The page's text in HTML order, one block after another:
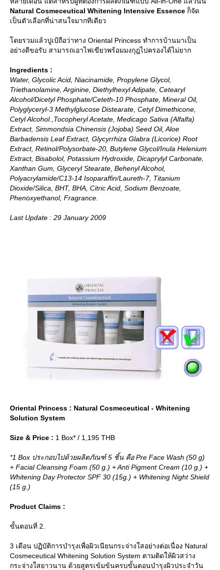
Natural Cosmeceutical Whitening Intensive Essence ก็จัด
เป็นตัวเลือกที่น่าสนใจมากทีเดียว
ดยรวมแล้วปูเป้ถือว่าทาง Oriental Princess ทำการบ้านมาเป็น
อย่างดีขอรับ สามารถเอาไฟเขียวพร้อมมงกุฎไปครองได้ไม่ยาก
Ingredients :
Water, Glycolic Acid, Niacinamide, Propylene Glycol,
Triethanolamine, Arginine, Diethylhexyl Adipate, Cetearyl
Alcohol/Dicetyl Phosphate/Ceteth-10 Phosphate, Mineral Oil,
Polyglyceryl-3 Methylglucose Distearate, Cetyl Dimethicone,
Cetyl Alcohol.,Tocopheryl Acetate, Medicago Sativa (Alfalfa)
Extract, Simmondsia Chinensis (Jojoba) Seed Oil, Aloe
Barbadensis Leaf Extract, Glycyrrhiza Glabra (Licorice) Root
Extract, Retinol/Polysorbate-20, Butylene Glycol/Inula Helenium
Extract, Bisabolol, Potassium Hydroxide, Dicaprylyl Carbonate,
Xanthan Gum, Glyceryl Stearate, Behenyl Alcohol,
Polyacrylamide/C13-14 Isoparaffin/Laureth-7, Titanium
Dioxide/Silica, BHT, BHA, Citric Acid, Sodium Benzoate,
Phenoxyethanol, Fragrance.
Last Update : 29 January 2009
Oriental Princess : Natural Cosmeceutical - Whitening
Solution System
Size & Price : 1 Box* / 1,195 THB
*1 Box ประกอบไปด้วยผลิตภัณฑ์ 5 ชิ้น คือ Pre Face Wash (50 g)
+ Facial Cleansing Foam (50 g.) + Anti Pigment Cream (10 g.) +
Whitening Day Protector SPF 30 (15g.) + Whitening Night Shield
(15 g.)
Product Claims :
ขั้นตอนที่ 2.
3 เดือน ปฏิบัติการบำรุงเพื่อผิวเนียนกระจ่างใสอย่างต่อเนื่อง Natural
Cosmeceutical Whitening Solution System ตามติดให้ผิวสว่าง
กระจ่างใสยาวนาน ด้วยสูตรเข้มข้นครบขั้นตอนบำรุงผิวประจำวัน